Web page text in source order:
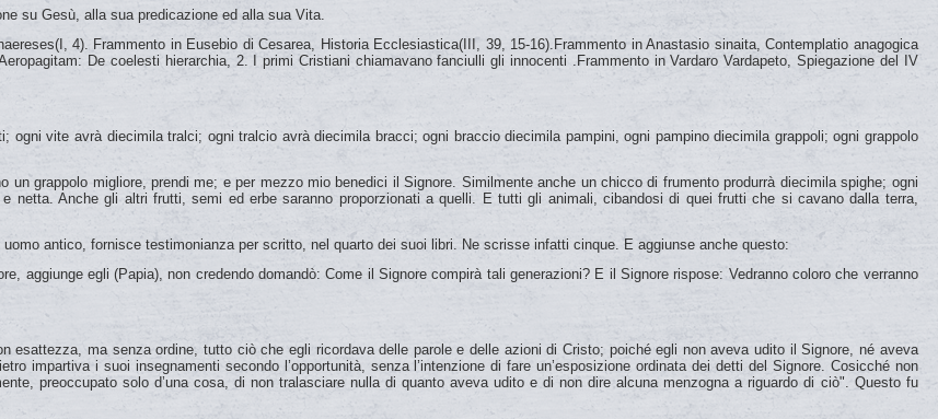
su Gesù, alla sua predicazione ed alla sua Vita.
4). Frammento in Eusebio di Cesarea, Historia Ecclesiastica(III, 39, 15-16).Frammento in Anastasio sinaita, Contemplatio anagogica
De coelesti hierarchia, 2. I primi Cristiani chiamavano fanciulli gli innocenti .Frammento in Vardaro Vardapeto, Spiegazione del IV
vite avrà diecimila tralci; ogni tralcio avrà diecimila bracci; ogni braccio diecimila pampini, ogni pampino diecimila grappoli; ogni grappolo
un grappolo migliore, prendi me; e per mezzo mio benedici il Signore. Similmente anche un chicco di frumento produrrà diecimila spighe; ogni
netta. Anche gli altri frutti, semi ed erbe saranno proporzionati a quelli. E tutti gli animali, cibandosi di quei frutti che si cavano dalla terra,
antico, fornisce testimonianza per scritto, nel quarto dei suoi libri. Ne scrisse infatti cinque. E aggiunse anche questo:
aggiunge egli (Papia), non credendo domandò: Come il Signore compirà tali generazioni? E il Signore rispose: Vedranno coloro che verranno
esattezza, ma senza ordine, tutto ciò che egli ricordava delle parole e delle azioni di Cristo; poiché egli non aveva udito il Signore, né aveva
impartiva i suoi insegnamenti secondo l’opportunità, senza l’intenzione di fare un’esposizione ordinata dei detti del Signore. Cosicché non
preoccupato solo d’una cosa, di non tralasciare nulla di quanto aveva udito e di non dire alcuna menzogna a riguardo di ciò". Questo fu